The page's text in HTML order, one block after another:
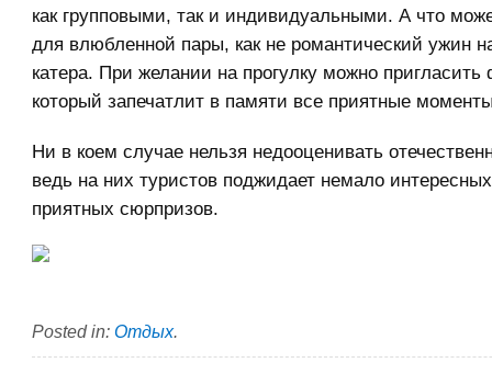
как групповыми, так и индивидуальными. А что
для влюбленной пары, как не романтический ужин
катера. При желании на прогулку можно пригласить
который запечатлит в памяти все приятные
Ни в коем случае нельзя недооценивать
ведь на них туристов поджидает немало
приятных сюрпризов.
Posted in: Отдых.